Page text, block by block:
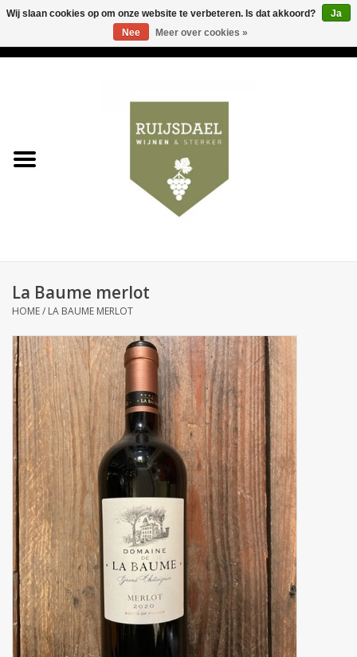
& sterker
Contact
Relatiegeschenken
La Baume merlot
HOME/ LA BAUME MERLOT
Wij slaan cookies op om onze website te verbeteren. Is dat akkoord?
Ja
Nee
Meer over cookies »